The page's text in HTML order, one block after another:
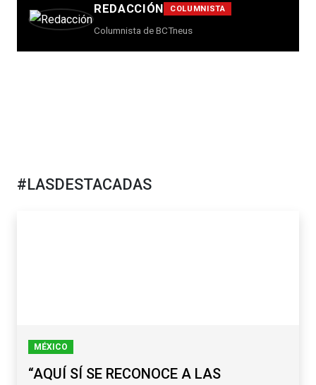
REDACCIÓN COLUMNISTA
Columnista de BCTneus
#LASDESTACADAS
MÉXICO
“AQUÍ SÍ SE RECONOCE A LAS